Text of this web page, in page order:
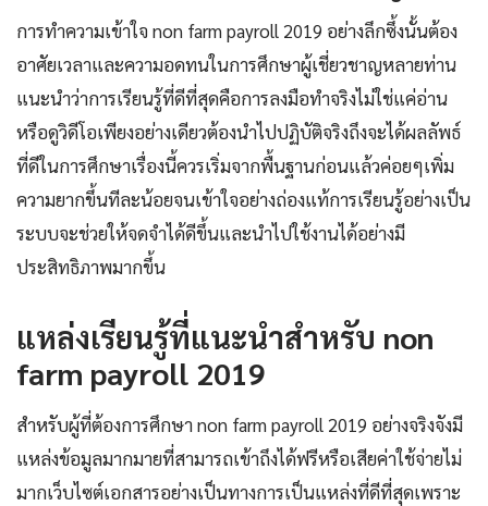
การทำความเข้าใจ non farm payroll 2019 อย่างลึกซึ้งนั้นต้อง
อาศัยเวลาและความอดทนในการศึกษาผู้เชี่ยวชาญหลายท่าน
แนะนำว่าการเรียนรู้ที่ดีที่สุดคือการลงมือทำจริงไม่ใช่แค่อ่าน
หรือดูวิดีโอเพียงอย่างเดียวต้องนำไปปฏิบัติจริงถึงจะได้ผลลัพธ์
ที่ดีในการศึกษาเรื่องนี้ควรเริ่มจากพื้นฐานก่อนแล้วค่อยๆเพิ่ม
ความยากขึ้นทีละน้อยจนเข้าใจอย่างถ่องแท้การเรียนรู้อย่างเป็น
ระบบจะช่วยให้จดจำได้ดีขึ้นและนำไปใช้งานได้อย่างมี
ประสิทธิภาพมากขึ้น
แหล่งเรียนรู้ที่แนะนำสำหรับ non
farm payroll 2019
สำหรับผู้ที่ต้องการศึกษา non farm payroll 2019 อย่างจริงจังมี
แหล่งข้อมูลมากมายที่สามารถเข้าถึงได้ฟรีหรือเสียค่าใช้จ่ายไม่
มากเว็บไซต์เอกสารอย่างเป็นทางการเป็นแหล่งที่ดีที่สุดเพราะ